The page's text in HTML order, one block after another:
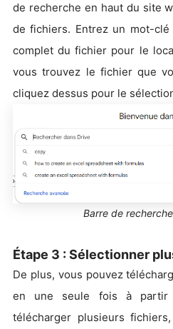
de recherche en haut du site
de fichiers. Entrez un mot-
complet du fichier pour le
vous trouvez le fichier que
cliquez dessus pour le
Barre de
Étape 3 : Sélectionner
De plus, vous pouvez
en une seule fois à partir
télécharger plusieurs